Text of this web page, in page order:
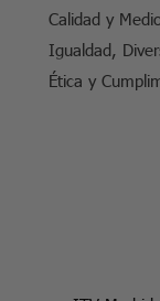
Calidad y
Igualdad,
Ética y